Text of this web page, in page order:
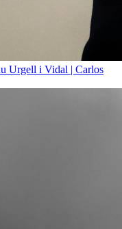
Urgell i Vidal | Carlos